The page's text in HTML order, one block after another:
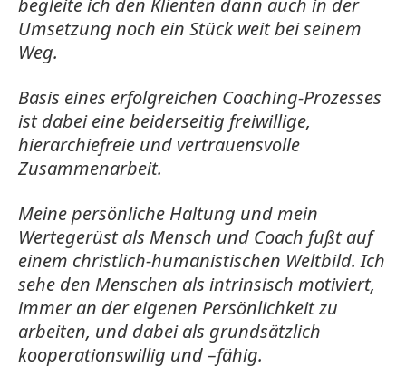
begleite ich den Klienten dann auch in der
Umsetzung noch ein Stück weit bei seinem
Weg.
Basis eines erfolgreichen Coaching-Prozesses
ist dabei eine beiderseitig freiwillige,
hierarchiefreie und vertrauensvolle
Zusammenarbeit.
Meine persönliche Haltung und mein
Wertegerüst als Mensch und Coach fußt auf
einem christlich-humanistischen Weltbild. Ich
sehe den Menschen als intrinsisch motiviert,
immer an der eigenen Persönlichkeit zu
arbeiten, und dabei als grundsätzlich
kooperationswillig und –fähig.